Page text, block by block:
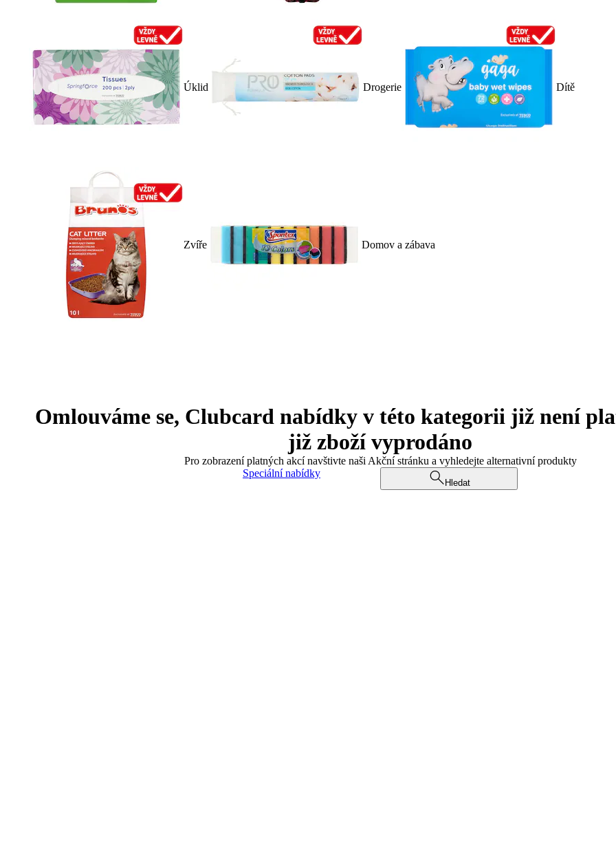
Úklid Drogerie Dítě
Zvíře Domov a zábava
Omlouváme se, Clubcard nabídky v této kategorii již není
již zboží vyprodáno
Pro zobrazení platných akcí navštivte naši Akční stránku a vyhledejte alternativní produkty
Speciální nabídky
Hledat